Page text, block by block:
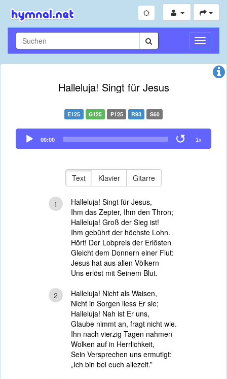
Halleluja! Singt für Jesus
E125 G125 P125 R93 S60
Audio
Player
00:00 1x
Text Klavier Gitarre
1
Halleluja! Singt für Jesus,
Ihm das Zepter, Ihm den Thron;
Halleluja! Groß der Sieg ist!
Ihm gebührt der höchste Lohn.
Hört! Der Lobpreis der Erlösten
Gleicht dem Donnern einer Flut:
Jesus hat aus allen Völkern
Uns erlöst mit Seinem Blut.
2
Halleluja! Nicht als Waisen,
Nicht in Sorgen liess Er sie;
Halleluja! Nah ist Er uns,
Glaube nimmt an, fragt nicht wie.
Ihn nach vierzig Tagen nahmen
Wolken auf in Herrlichkeit,
Sein Versprechen uns ermutigt:
„Ich bin bei euch allezeit.”